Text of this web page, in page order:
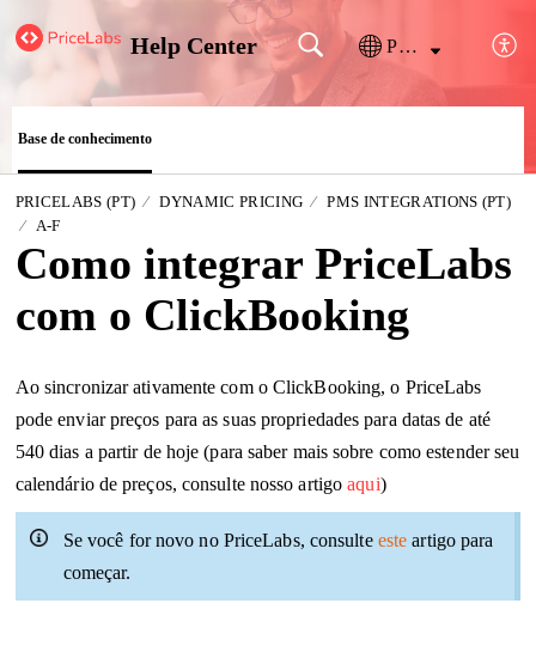
Help Center Português
Base de conhecimento
PRICELABS (PT) DYNAMIC PRICING
PMS INTEGRATIONS (PT)
A-F
Como integrar PriceLabs
com o ClickBooking
Ao sincronizar ativamente com o ClickBooking, o PriceLabs
pode enviar preços para as suas propriedades para datas de até
540 dias a partir de hoje (para saber mais sobre como estender seu
calendário de preços, consulte nosso artigoaqui)
Se você for novo no PriceLabs, consulte este artigo para
começar.